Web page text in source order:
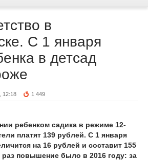
в
С 1 января
в детсад
12:18 1 449
ребенком садика в режиме 12-
платят 139 рублей. С 1 января
на 16 рублей и составит 155
повышение было в 2016 году: за